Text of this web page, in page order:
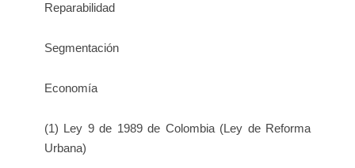
Reparabilidad
Segmentación
Economía
(1) Ley 9 de 1989 de Colombia (Ley de Reforma
Urbana)